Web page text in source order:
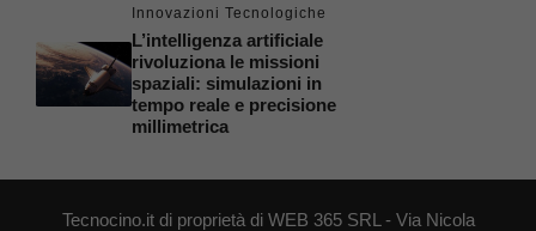
Innovazioni Tecnologiche
L’intelligenza artificiale
rivoluziona le missioni
spaziali: simulazioni in
tempo reale e precisione
millimetrica
Tecnocino.it di proprietà di WEB 365 SRL - Via Nicola